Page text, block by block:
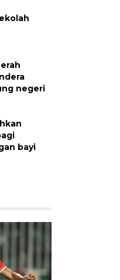
negeri
bayi